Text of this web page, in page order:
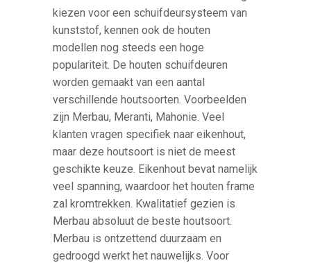
kiezen voor een schuifdeursysteem van
kunststof, kennen ook de houten
modellen nog steeds een hoge
populariteit. De houten schuifdeuren
worden gemaakt van een aantal
verschillende houtsoorten. Voorbeelden
zijn Merbau, Meranti, Mahonie. Veel
klanten vragen specifiek naar eikenhout,
maar deze houtsoort is niet de meest
geschikte keuze. Eikenhout bevat namelijk
veel spanning, waardoor het houten frame
zal kromtrekken. Kwalitatief gezien is
Merbau absoluut de beste houtsoort.
Merbau is ontzettend duurzaam en
gedroogd werkt het nauwelijks. Voor